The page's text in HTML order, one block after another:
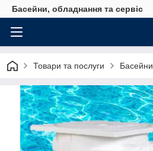
Басейни, обладнання та сервіс
Товари та послуги Басейни